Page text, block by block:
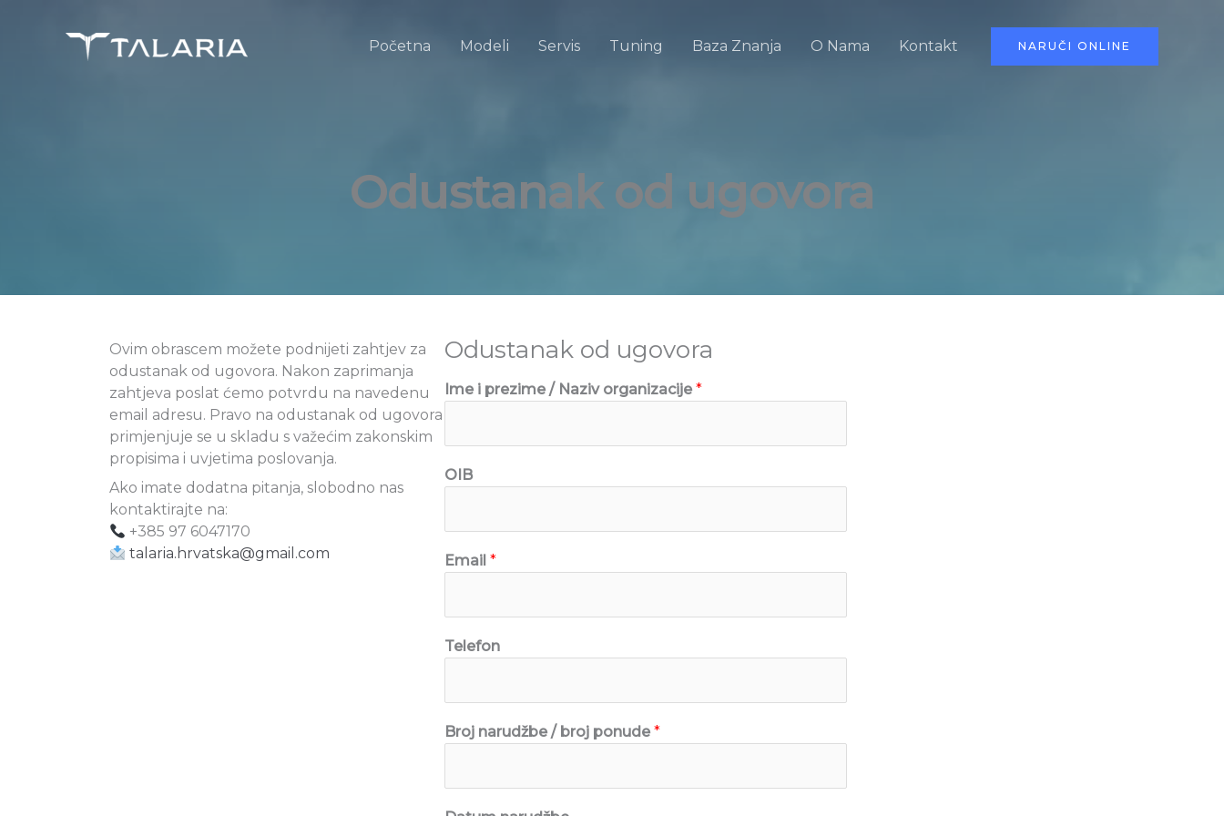
Početna Modeli Servis Tuning Baza Znanja O Nama Kontakt NARUČI ONLINE
Odustanak od ugovora
Ovim obrascem možete podnijeti zahtjev za
odustanak od ugovora. Nakon zaprimanja
zahtjeva poslat ćemo potvrdu na navedenu
email adresu. Pravo na odustanak od ugovora
primjenjuje se u skladu s važećim zakonskim
propisima i uvjetima poslovanja.
Ako imate dodatna pitanja, slobodno nas
kontaktirajte na:
+385 97 6047170
talaria.hrvatska@gmail.com
Odustanak od ugovora
Ime i prezime / Naziv organizacije*
OIB
Email*
Telefon
/
D
t
u
Broj narudžbe / broj ponude*